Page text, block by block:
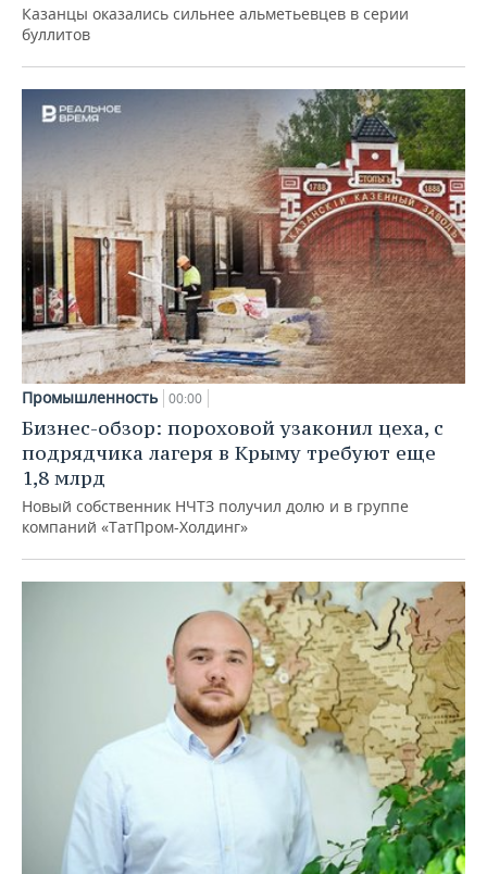
Казанцы оказались сильнее альметьевцев в серии
буллитов
Промышленность 00:00
Бизнес-обзор: пороховой узаконил цеха, с
подрядчика лагеря в Крыму требуют еще
1,8 млрд
Новый собственник НЧТЗ получил долю и в группе
компаний «ТатПром-Холдинг»